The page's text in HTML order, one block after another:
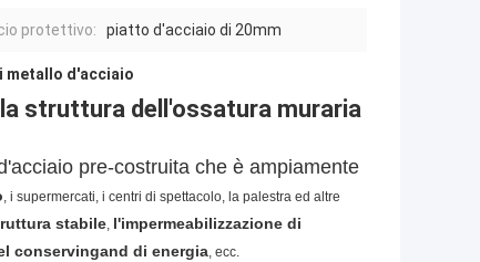
protettivo: piatto d'acciaio di 20mm
metallo d'acciaio
struttura dell'ossatura muraria
pre-costruita che è ampiamente
, i supermercati, i centri di spettacolo, la palestra ed altre
stabile, l'impermeabilizzazione di
conservingand di energia, ecc.